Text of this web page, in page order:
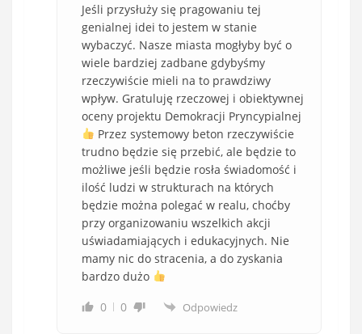
Jeśli przysłuży się pragowaniu tej
genialnej idei to jestem w stanie
wybaczyć. Nasze miasta mogłyby być o
wiele bardziej zadbane gdybyśmy
rzeczywiście mieli na to prawdziwy
wpływ. Gratuluję rzeczowej i obiektywnej
oceny projektu Demokracji Pryncypialnej
Przez systemowy beton rzeczywiście
trudno będzie się przebić, ale będzie to
możliwe jeśli będzie rosła świadomość i
ilość ludzi w strukturach na których
będzie można polegać w realu, choćby
przy organizowaniu wszelkich akcji
uświadamiających i edukacyjnych. Nie
mamy nic do stracenia, a do zyskania
bardzo dużo
0
0 Odpowiedz